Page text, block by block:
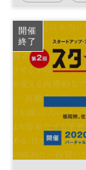
スタートアップ
参加無料
開催
終了